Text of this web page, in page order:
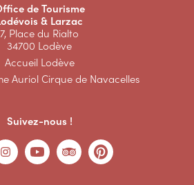
de Tourisme
& Larzac
7, Place du Rialto
34700 Lodève
Accueil Lodève
Auriol Cirque de Navacelles
Suivez-nous !